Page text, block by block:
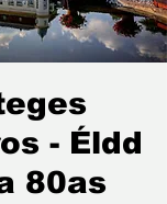
- Éldd
80as